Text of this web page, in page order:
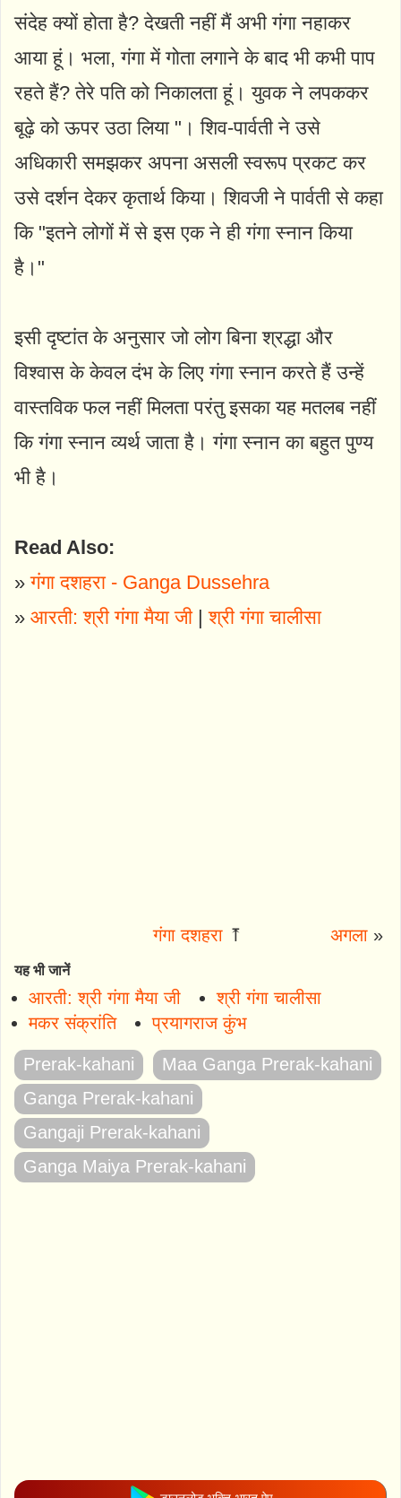
संदेह क्यों होता है? देखती नहीं मैं अभी गंगा नहाकर
आया हूं। भला, गंगा में गोता लगाने के बाद भी कभी पाप
रहते हैं? तेरे पति को निकालता हूं। युवक ने लपककर
बूढ़े को ऊपर उठा लिया "। शिव-पार्वती ने उसे
अधिकारी समझकर अपना असली स्वरूप प्रकट कर
उसे दर्शन देकर कृतार्थ किया। शिवजी ने पार्वती से कहा
कि "इतने लोगों में से इस एक ने ही गंगा स्नान किया
है।"
इसी दृष्टांत के अनुसार जो लोग बिना श्रद्धा और
विश्वास के केवल दंभ के लिए गंगा स्नान करते हैं उन्हें
वास्तविक फल नहीं मिलता परंतु इसका यह मतलब नहीं
कि गंगा स्नान व्यर्थ जाता है। गंगा स्नान का बहुत पुण्य
भी है।
Read Also:
»गंगा दशहरा - Ganga Dussehra
» आरती: श्री गंगा मैया जी|श्री गंगा चालीसा
गंगा दशहरा ⤒ अगला»
यह भी जानें
आरती: श्री गंगा मैया जी
श्री गंगा चालीसा
मकर संक्रांति
प्रयागराज कुंभ
Prerak-kahani
Maa Ganga Prerak-kahani
Ganga Prerak-kahani
Gangaji Prerak-kahani
Ganga Maiya Prerak-kahani